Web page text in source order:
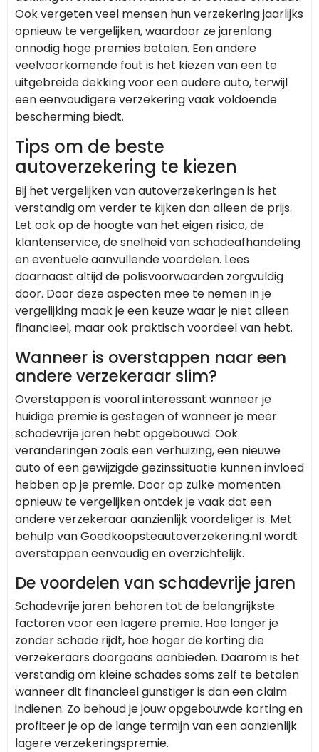
Ook vergeten veel mensen hun verzekering jaarlijks
opnieuw te vergelijken, waardoor ze jarenlang
onnodig hoge premies betalen. Een andere
veelvoorkomende fout is het kiezen van een te
uitgebreide dekking voor een oudere auto, terwijl
een eenvoudigere verzekering vaak voldoende
bescherming biedt.
Tips om de beste
autoverzekering te kiezen
Bij het vergelijken van autoverzekeringen is het
verstandig om verder te kijken dan alleen de prijs.
Let ook op de hoogte van het eigen risico, de
klantenservice, de snelheid van schadeafhandeling
en eventuele aanvullende voordelen. Lees
daarnaast altijd de polisvoorwaarden zorgvuldig
door. Door deze aspecten mee te nemen in je
vergelijking maak je een keuze waar je niet alleen
financieel, maar ook praktisch voordeel van hebt.
Wanneer is overstappen naar een
andere verzekeraar slim?
Overstappen is vooral interessant wanneer je
huidige premie is gestegen of wanneer je meer
schadevrije jaren hebt opgebouwd. Ook
veranderingen zoals een verhuizing, een nieuwe
auto of een gewijzigde gezinssituatie kunnen invloed
hebben op je premie. Door op zulke momenten
opnieuw te vergelijken ontdek je vaak dat een
andere verzekeraar aanzienlijk voordeliger is. Met
behulp van Goedkoopsteautoverzekering.nl wordt
overstappen eenvoudig en overzichtelijk.
De voordelen van schadevrije jaren
Schadevrije jaren behoren tot de belangrijkste
factoren voor een lagere premie. Hoe langer je
zonder schade rijdt, hoe hoger de korting die
verzekeraars doorgaans aanbieden. Daarom is het
verstandig om kleine schades soms zelf te betalen
wanneer dit financieel gunstiger is dan een claim
indienen. Zo behoud je jouw opgebouwde korting en
profiteer je op de lange termijn van een aanzienlijk
lagere verzekeringspremie.